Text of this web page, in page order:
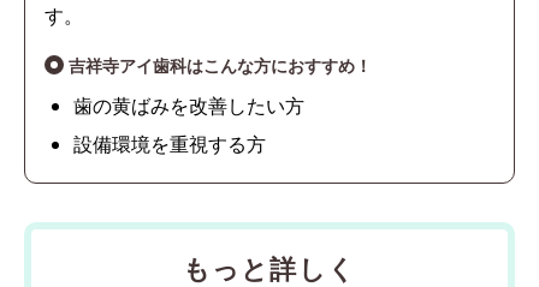
す。
吉祥寺アイ歯科はこんな方におすすめ！
歯の黄ばみを改善したい方
設備環境を重視する方
もっと詳しく